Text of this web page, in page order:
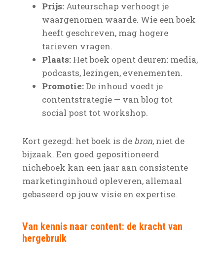
Prijs:Auteurschap verhoogt je
waargenomen waarde. Wie een boek
heeft geschreven, mag hogere
tarieven vragen.
Plaats:Het boek opent deuren: media,
podcasts, lezingen, evenementen.
Promotie:De inhoud voedt je
contentstrategie — van blog tot
social post tot workshop.
Kort gezegd: het boek is de bron, niet de
bijzaak. Een goed gepositioneerd
nicheboek kan een jaar aan consistente
marketinginhoud opleveren, allemaal
gebaseerd op jouw visie en expertise.
Van kennis naar content: de kracht van
hergebruik